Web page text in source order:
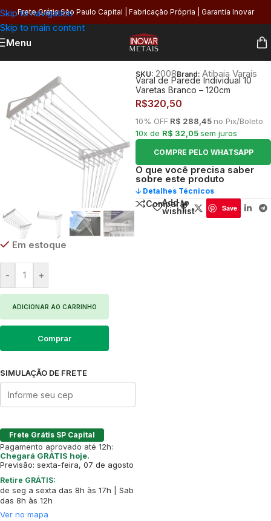
Skip to navigation
Skip to main content
Frete Grátis São Paulo Capital | Fabricação Própria | Garantia Inovar
Menu
Em estoque
- +
ADICIONAR AO CARRINHO
Comprar
SIMULAÇÃO DE FRETE
Frete Grátis SP Capital
Pagamento aprovado até 12h:
Chegará GRÁTIS hoje.
Previsão: sexta-feira, 07 de agosto
Retire GRÁTIS:
de seg a sexta das 8h às 17h | Sab
das 8h às 12h
Ver no mapa
SKU: 2008Brand: Atibaia Varais
Varal de Parede Individual 10
Varetas Branco – 120cm
R$320,50
10% OFF R$ 288,45 no Pix/Boleto
10x de R$ 32,05sem juros
COMPRE PELO WHATSAPP
O que você precisa saber
sobre este produto
🡣 Detalhes Técnicos
Comparar
Add to
wishlist
Save